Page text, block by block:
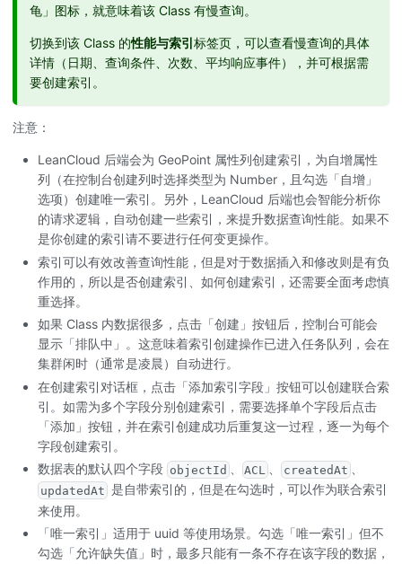
龟」图标，就意味着该 Class 有慢查询。
切换到该 Class 的性能与索引标签页，可以查看慢查询的具体
详情（日期、查询条件、次数、平均响应事件），并可根据需
要创建索引。
注意：
LeanCloud 后端会为 GeoPoint 属性列创建索引，为自增属性
列（在控制台创建列时选择类型为 Number，且勾选「自增」
选项）创建唯一索引。另外，LeanCloud 后端也会智能分析你
的请求逻辑，自动创建一些索引，来提升数据查询性能。如果不
是你创建的索引请不要进行任何变更操作。
索引可以有效改善查询性能，但是对于数据插入和修改则是有负
作用的，所以是否创建索引、如何创建索引，还需要全面考虑慎
重选择。
如果 Class 内数据很多，点击「创建」按钮后，控制台可能会
显示「排队中」。这意味着索引创建操作已进入任务队列，会在
集群闲时（通常是凌晨）自动进行。
在创建索引对话框，点击「添加索引字段」按钮可以创建联合索
引。如需为多个字段分别创建索引，需要选择单个字段后点击
「添加」按钮，并在索引创建成功后重复这一过程，逐一为每个
字段创建索引。
数据表的默认四个字段 objectId 、 ACL 、 createdAt 、
updatedAt 是自带索引的，但是在勾选时，可以作为联合索引
来使用。
「唯一索引」适用于 uuid 等使用场景。勾选「唯一索引」但不
勾选「允许缺失值」时，最多只能有一条不存在该字段的数据，